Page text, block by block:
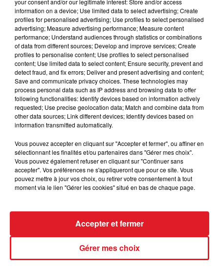
FIL D'ACTUS
15 juillet 2026
BÉTHUNE: ENQUÊTE POUR HOMICIDE
VOLONTAIRE EN COURS, APRÈS LA...
Selon les premiers éléments, le logement servait
à des prostituées
13 juillet 2026
WINGLES: UN JEUNE PERD LA VIE, NOYÉ À
LA BASE DE LOISIRS
your consent and/or our legitimate interest: Store and/or access
information on a device; Use limited data to select advertising; Create
profiles for personalised advertising; Use profiles to select personalised
advertising; Measure advertising performance; Measure content
performance; Understand audiences through statistics or combinations
of data from different sources; Develop and improve services; Create
profiles to personalise content; Use profiles to select personalised
content; Use limited data to select content; Ensure security, prevent and
detect fraud, and fix errors; Deliver and present advertising and content;
Save and communicate privacy choices. These technologies may
process personal data such as IP address and browsing data to offer
following functionalities: Identify devices based on information actively
requested; Use precise geolocation data; Match and combine data from
other data sources; Link different devices; Identify devices based on
information transmitted automatically.
Vous pouvez accepter en cliquant sur "Accepter et fermer", ou affiner en
sélectionnant les finalités et/ou partenaires dans "Gérer mes choix".
Vous pouvez également refuser en cliquant sur "Continuer sans
accepter". Vos préférences ne s'appliqueront que pour ce site. Vous
pouvez mettre à jour vos choix, ou retirer votre consentement à tout
moment via le lien "Gérer les cookies" situé en bas de chaque page.
Gérer mes choix
Accepter et fermer